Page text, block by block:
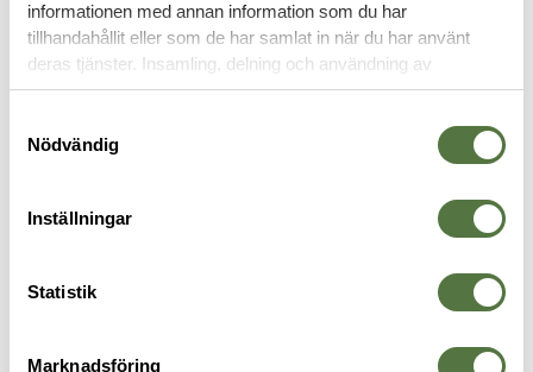
informationen med annan information som du har
tillhandahållit eller som de har samlat in när du har använt
deras tjänster. Insamling, delning och användning av
personuppgifter kan användas för personalisering av
Nödvändig
Inställningar
Statistik
Marknadsföring
OM VARUMÄRKET
TILLBEHÖR FÄLT